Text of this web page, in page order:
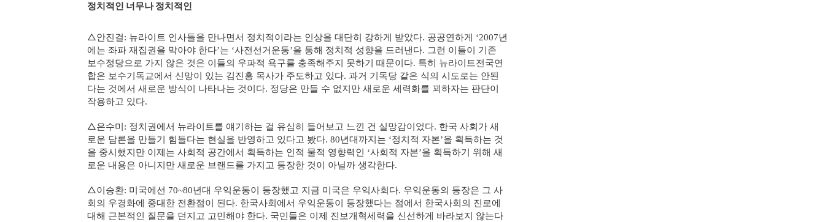
정치적인 너무나 정치적인
△안진걸: 뉴라이트 인사들을 만나면서 정치적이라는 인상을 대단히 강하게 받았다. 공공연하게 ‘2007년
에는 좌파 재집권을 막아야 한다’는 ‘사전선거운동’을 통해 정치적 성향을 드러낸다. 그런 이들이 기존
보수정당으로 가지 않은 것은 이들의 우파적 욕구를 충족해주지 못하기 때문이다. 특히 뉴라이트전국연
합은 보수기독교에서 신망이 있는 김진홍 목사가 주도하고 있다. 과거 기독당 같은 식의 시도로는 안된
다는 것에서 새로운 방식이 나타나는 것이다. 정당은 만들 수 없지만 새로운 세력화를 꾀하자는 판단이
작용하고 있다.
△은수미: 정치권에서 뉴라이트를 얘기하는 걸 유심히 들어보고 느낀 건 실망감이었다. 한국 사회가 새
로운 담론을 만들기 힘들다는 현실을 반영하고 있다고 봤다. 80년대까지는 ‘정치적 자본’을 획득하는 것
을 중시했지만 이제는 사회적 공간에서 획득하는 인적 물적 영향력인 ‘사회적 자본’을 획득하기 위해 새
로운 내용은 아니지만 새로운 브랜드를 가지고 등장한 것이 아닐까 생각한다.
△이승환: 미국에선 70~80년대 우익운동이 등장했고 지금 미국은 우익사회다. 우익운동의 등장은 그 사
회의 우경화에 중대한 전환점이 된다. 한국사회에서 우익운동이 등장했다는 점에서 한국사회의 진로에
대해 근본적인 질문을 던지고 고민해야 한다. 국민들은 이제 진보개혁세력을 신선하게 바라보지 않는다